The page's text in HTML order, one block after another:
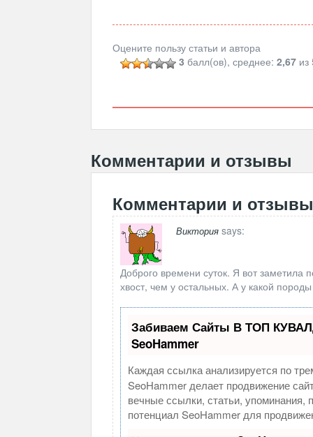
Оцените пользу статьи и автора
3 балл(ов), среднее:2,67 из
Комментарии и отзывы
Комментарии и отзывы
Виктория says:
Доброго времени суток. Я вот заметила
хвост, чем у остальных. А у какой
Забиваем Сайты В ТОП
SeoHammer
Каждая ссылка анализируется по
SeoHammer делает продвижение
вечные ссылки, статьи, упоминания,
потенциал SeoHammer для